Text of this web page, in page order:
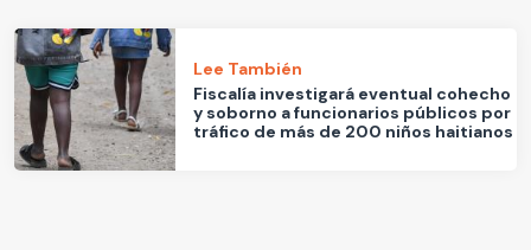
Lee También
Fiscalía investigará eventual cohecho
y soborno a funcionarios públicos por
tráfico de más de 200 niños haitianos